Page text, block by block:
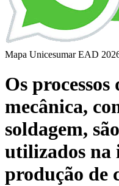
Mapa Unicesumar EAD
Os
mecânica,
soldagem,
utilizados na
produção de